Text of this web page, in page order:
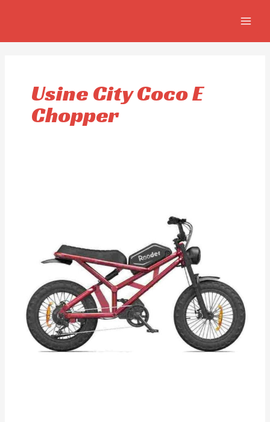
Usine City Coco E
Chopper